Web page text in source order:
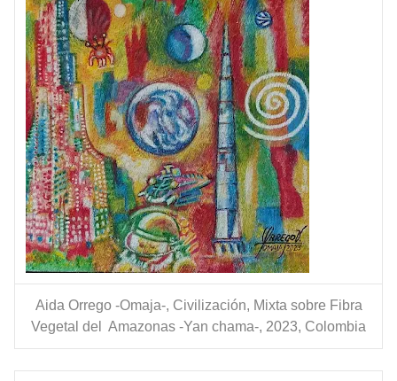
Aida Orrego -Omaja-, Civilización, Mixta sobre Fibra
Vegetal del Amazonas -Yan chama-, 2023, Colombia